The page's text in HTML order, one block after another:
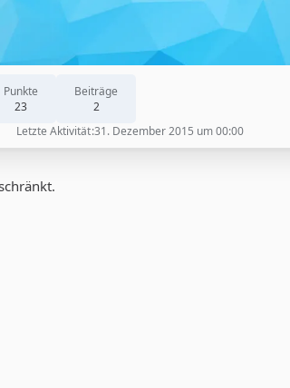
Punkte
23
Beiträge
2
Letzte Aktivität 31. Dezember 2015 um 00:00